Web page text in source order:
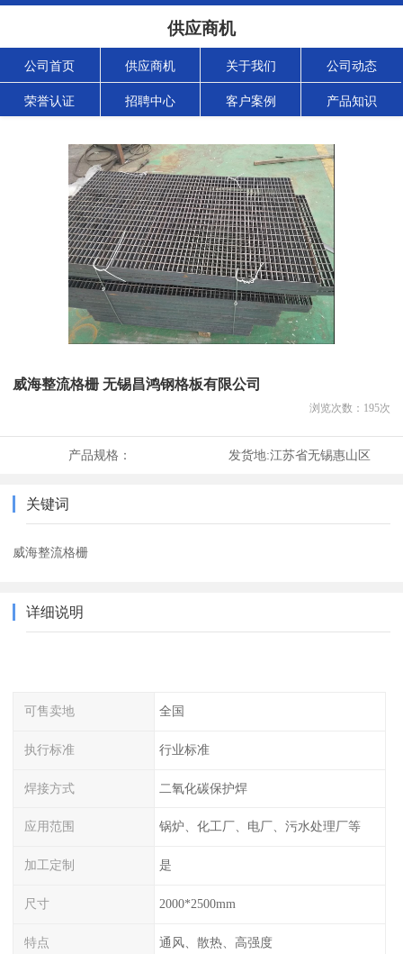
供应商机
公司首页 供应商机 关于我们 公司动态
荣誉认证 招聘中心 客户案例 产品知识
威海整流格栅 无锡昌鸿钢格板有限公司
浏览次数： 195次
产品规格： 发货地:江苏省无锡惠山区
关键词
威海整流格栅
详细说明
可售卖地 全国
执行标准 行业标准
焊接方式 二氧化碳保护焊
应用范围 锅炉、化工厂、电厂、污水处理厂等
加工定制 是
尺寸 2000*2500mm
特点 通风、散热、高强度